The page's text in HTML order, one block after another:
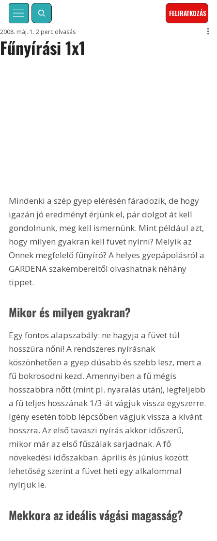
FELIRATKOZÁS
Fűnyírási 1x1
2008. máj. 1. 2 perc olvasás
Mindenki a szép gyep elérésén fáradozik, de hogy
igazán jó eredményt érjünk el, pár dolgot át kell
gondolnunk, meg kell ismernünk. Mint például azt,
hogy milyen gyakran kell füvet nyírni? Melyik az
Önnek megfelelő fűnyíró? A helyes gyepápolásról a
GARDENA szakembereitől olvashatnak néhány
tippet.
Mikor és milyen gyakran?
Egy fontos alapszabály: ne hagyja a füvet túl
hosszúra nőni! A rendszeres nyírásnak
köszönhetően a gyep dúsabb és szebb lesz, mert a
fű bokrosodni kezd. Amennyiben a fű mégis
hosszabbra nőtt (mint pl. nyaralás után), legfeljebb
a fű teljes hosszának 1/3-át vágjuk vissza egyszerre.
Igény esetén több lépcsőben vágjuk vissza a kívánt
hosszra. Az első tavaszi nyírás akkor időszerű,
mikor már az első fűszálak sarjadnak. A fő
növekedési időszakban  április és június között 
lehetőség szerint a füvet heti egy alkalommal
nyírjuk le.
Mekkora az ideális vágási magasság?